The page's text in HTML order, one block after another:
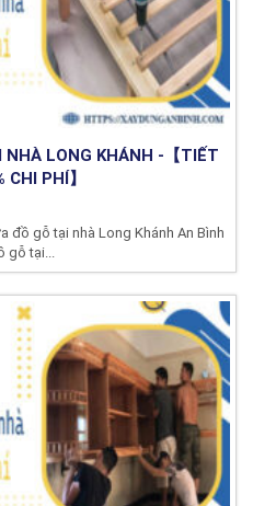
LONG KHÁNH -【TIẾT
CHI PHÍ】
đồ gỗ tại nhà Long Khánh An Bình
gỗ tại...